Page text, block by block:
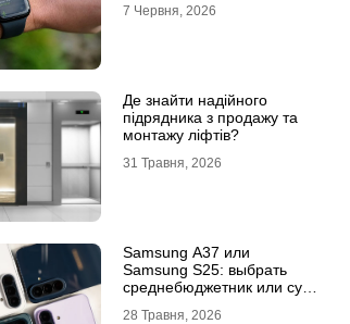
7 Червня, 2026
Де знайти надійного
підрядника з продажу та
монтажу ліфтів?
31 Травня, 2026
Samsung A37 или
Samsung S25: выбрать
среднебюджетник или суб-
28 Травня, 2026